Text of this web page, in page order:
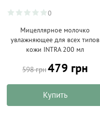
0
Мицеллярное молочко
увлажняющее для всех типов
кожи INTRA 200 мл
598 грн479 грн
Купить